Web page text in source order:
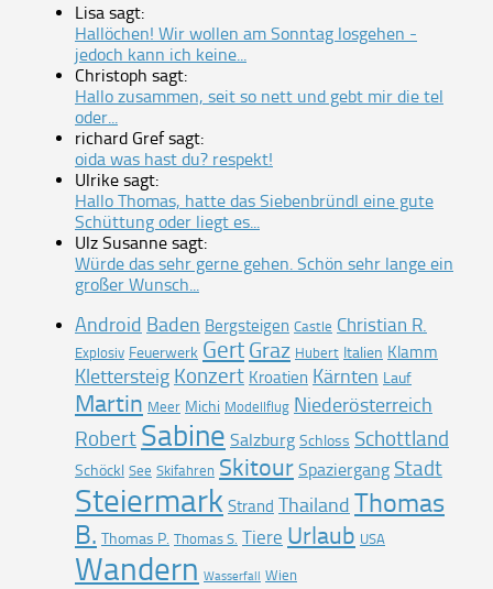
Lisa sagt:
Hallöchen! Wir wollen am Sonntag losgehen -
jedoch kann ich keine...
Christoph sagt:
Hallo zusammen, seit so nett und gebt mir die tel
oder...
richard Gref sagt:
oida was hast du? respekt!
Ulrike sagt:
Hallo Thomas, hatte das Siebenbründl eine gute
Schüttung oder liegt es...
Ulz Susanne sagt:
Würde das sehr gerne gehen. Schön sehr lange ein
großer Wunsch...
Android Baden Bergsteigen Castle Christian R.
Explosiv Feuerwerk Gert Graz Hubert Italien Klamm
Klettersteig Konzert Kroatien Kärnten Lauf
Martin Meer Michi Modellflug Niederösterreich
Robert Sabine Salzburg Schloss Schottland
Schöckl See Skifahren Skitour Spaziergang Stadt
Steiermark Strand Thailand Thomas
B. Thomas P. Thomas S. Tiere Urlaub USA
Wandern Wasserfall Wien